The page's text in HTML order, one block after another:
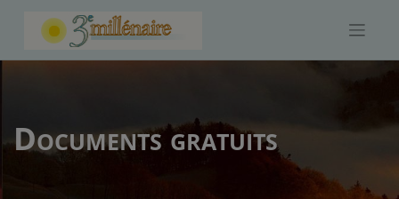
Documents gratuits